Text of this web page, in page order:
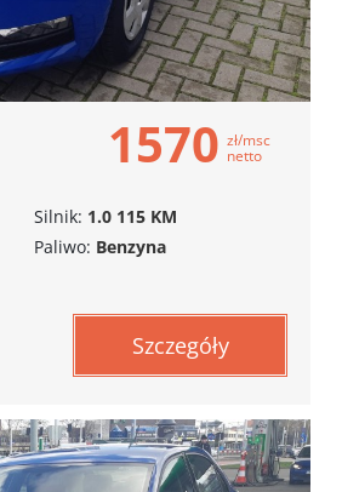
1570 zł/msc
netto
Silnik: 1.0 115 KM
Paliwo: Benzyna
Szczegóły